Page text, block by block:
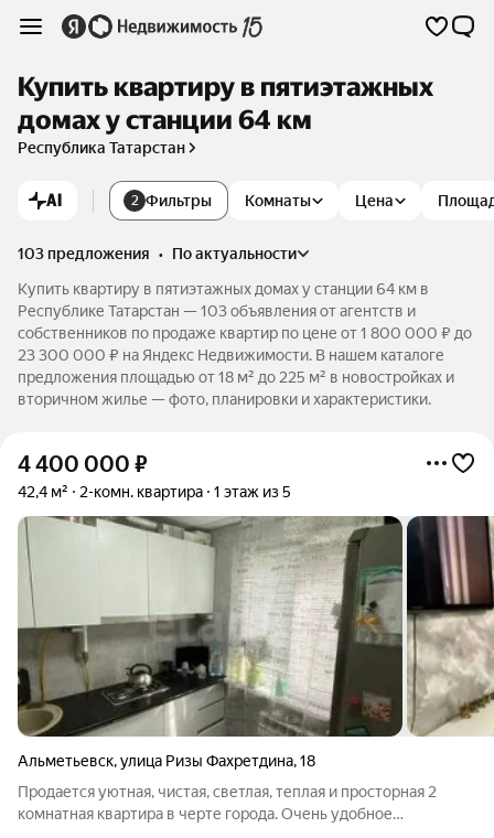
Купить квартиру в пятиэтажных
домах у станции 64 км
Республика Татарстан
AI 2 Фильтры Комнаты Цена
103 предложения •
по актуальности
Купить квартиру в пятиэтажных домах у станции 64 км в
Республике Татарстан — 103 объявления от агентств и
собственников по продаже квартир по цене от 1 800 000 ₽ до
23 300 000 ₽ на Яндекс Недвижимости. В нашем каталоге
предложения площадью от 18 м² до 225 м² в новостройках и
вторичном жилье — фото, планировки и характеристики.
4 400 000 ₽
42,4 м² 2-комн. квартира 1 этаж из 5
Альметьевск,улица Ризы Фахретдина,18
Продается уютная, чистая, светлая, теплая и просторная 2
комнатная квартира в черте города. Очень удобное